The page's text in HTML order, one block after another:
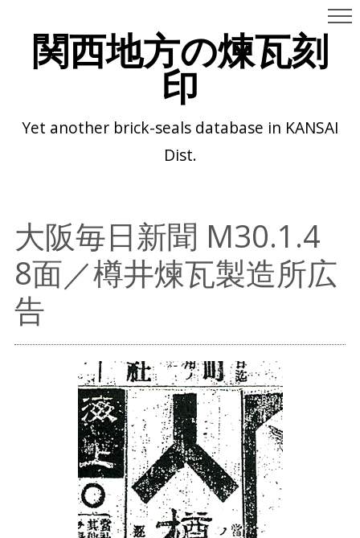
関西地方の煉瓦刻
印
Yet another brick-seals database in KANSAI
Dist.
大阪毎日新聞 M30.1.4
8面／樽井煉瓦製造所広
告